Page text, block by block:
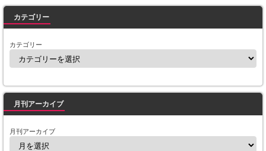
カテゴリー
カテゴリー
月刊アーカイブ
月刊アーカイブ